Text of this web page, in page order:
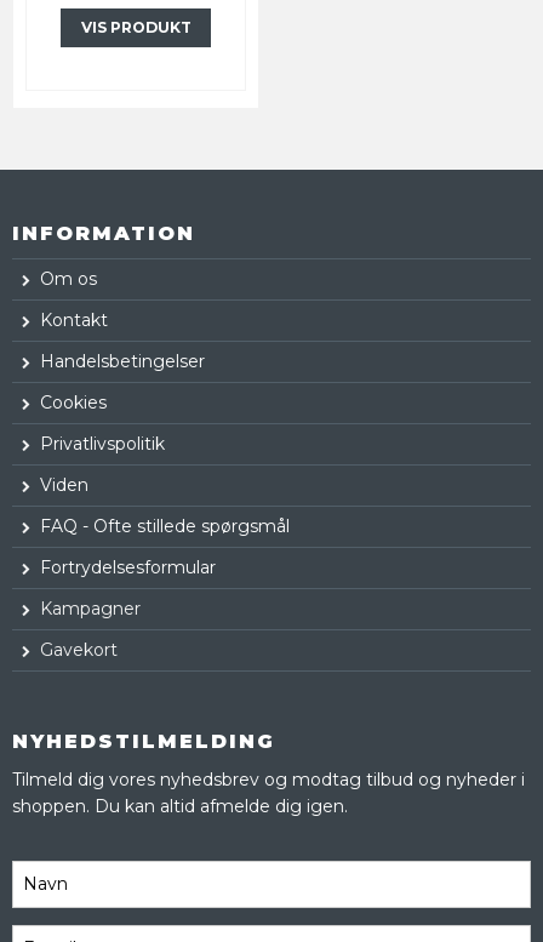
VIS PRODUKT
INFORMATION
Om os
Kontakt
Handelsbetingelser
Cookies
Privatlivspolitik
Viden
FAQ - Ofte stillede spørgsmål
Fortrydelsesformular
Kampagner
Gavekort
NYHEDSTILMELDING
Tilmeld dig vores nyhedsbrev og modtag tilbud og nyheder i
shoppen. Du kan altid afmelde dig igen.